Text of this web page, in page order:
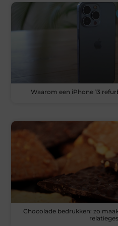
Waarom een iPhone 13
Chocolade bedrukken: zo